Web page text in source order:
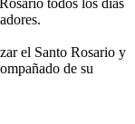
el Santo Rosario y
de su